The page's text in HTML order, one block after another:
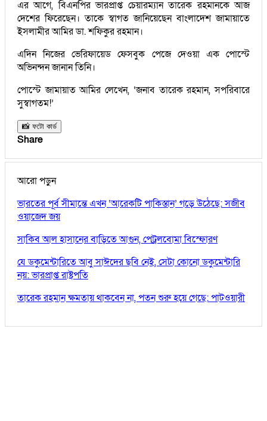
এর আগে, বিএনপির ভারপ্রাপ্ত চেয়ারম্যান তারেক রহমানকে আজ
দেশের ফিরেছেন। তাকে স্বাগত জানিয়েছেন বাংলাদেশ জামায়াতে
ইসলামীর আমির ডা. শফিকুর রহমান।
এদিন নিজের ভেরিফায়েড ফেসবুক পেজে দেওয়া এক পোস্টে
অভিনন্দন জানান তিনি।
পোস্টে জামায়াত আমির লেখেন, ‘জনাব তারেক রহমান, সপরিবারে
সুস্বাগতম!’
📸 ফটো কার্ড
Share
আরো পড়ুন
ভারতের পূর্ব সীমান্তে এখন ‘আরেকটি পাকিস্তান’ গড়ে উঠেছে: সজীব
ওয়াজেদ জয়
সাকিব আল হাসানের বাড়িতে আগুন, পেট্রলবোমা বিস্ফোরণ
যে ডকুমেন্টারিতে আবু সাঈদের ছবি নেই, সেটা কোনো ডকুমেন্টারি
নয়: ভারপ্রাপ্ত রাষ্ট্রপতি
তারেক রহমান ক্ষমতায় থাকবেন না, পতন শুরু হয়ে গেছে: পাটওয়ারী